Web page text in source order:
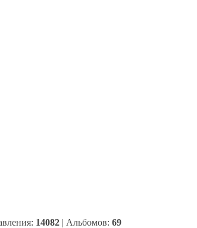
14082 | Альбомов: 69